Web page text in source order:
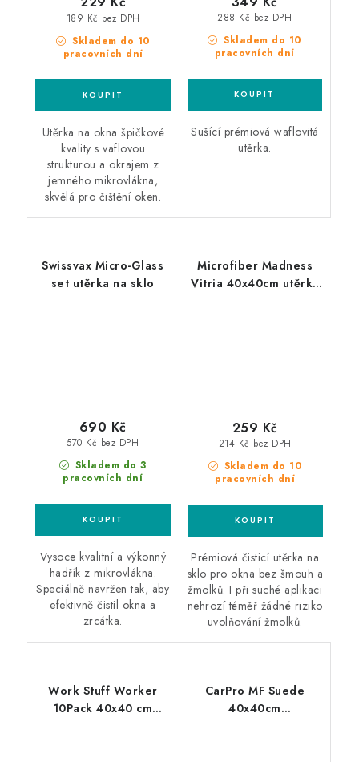
Skladem do 10
pracovních dní
189 Kč bez DPH
Utěrka na okna špičkové
kvality s vaflovou
strukturou a okrajem z
jemného mikrovlákna,
skvělá pro čištění oken.
Skladem do 10
pracovních dní
288 Kč bez DPH
Sušící prémiová waflovitá
utěrka.
Swissvax Micro-Glass
set utěrka na sklo
Skladem do 3
pracovních dní
570 Kč bez DPH
690 Kč
Vysoce kvalitní a výkonný
hadřík z mikrovlákna.
Speciálně navržen tak, aby
efektivně čistil okna a
zrcátka.
Microfiber Madness
Vitria 40x40cm utěrka
Skladem do 10
pracovních dní
214 Kč bez DPH
259 Kč
Prémiová čisticí utěrka na
sklo pro okna bez šmouh a
žmolků. I při suché aplikaci
nehrozí téměř žádné riziko
uvolňování žmolků.
Work Stuff Worker
10Pack 40x40 cm
CarPro MF Suede
40x40cm